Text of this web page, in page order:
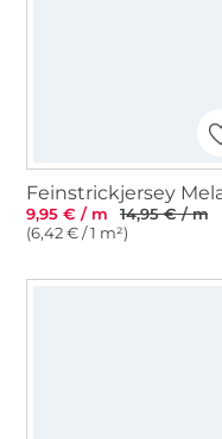
9,95 € / m
14,95 € / m
(6,42 € / 1 m²)